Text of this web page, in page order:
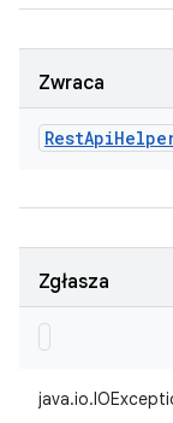
Zwraca
RestApi
Zgłasza